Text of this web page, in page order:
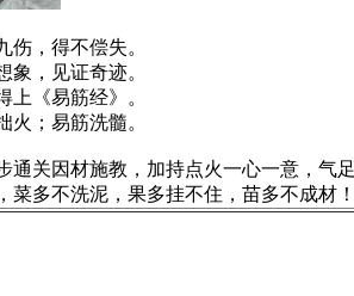
，得不偿失。
，见证奇迹。
《易筋经》。
；易筋洗髓。
因材施教，加持点火一心一意，气
多不洗泥，果多挂不住，苗多不成材！